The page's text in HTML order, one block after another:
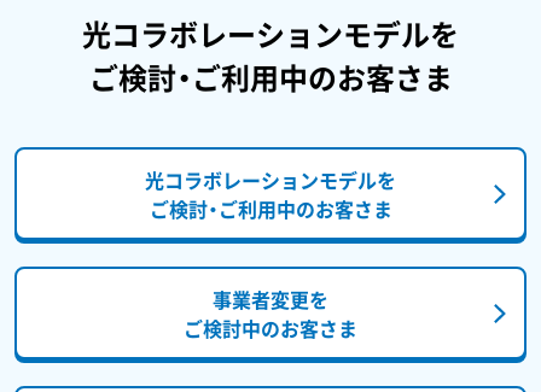
光コラボレーションモデルを
ご検討・ご利用中のお客さま
光コラボレーションモデルを
ご検討・ご利用中のお客さま
事業者変更を
ご検討中のお客さま